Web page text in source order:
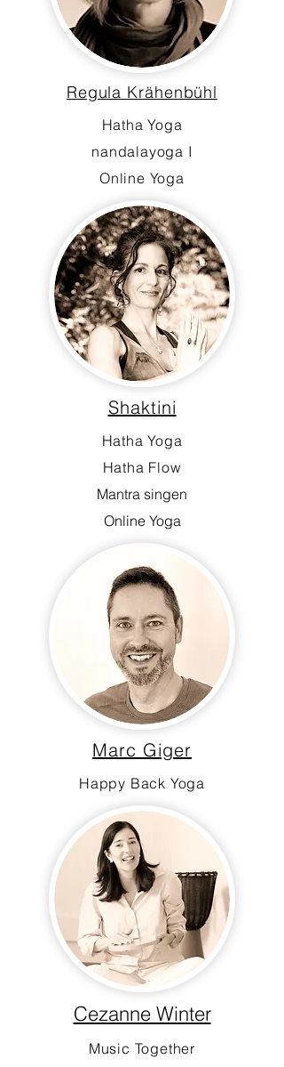
Regula Krähenbühl
Hatha Yoga
nandalayoga I
Online Yoga
Shaktini
Hatha Yoga
Hatha Flow
Mantra singen
Online Yoga
Marc Giger
Happy Back Yoga
Cezanne Winter
Music Together